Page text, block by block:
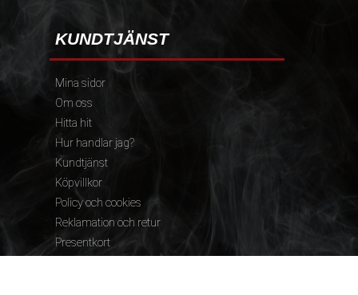
KUNDTJÄNST
Mina sidor
Om oss
Hitta hit
Hur handlar jag?
Kundtjänst
Köpvillkor
Policy och cookies
Reklamation och retur
Presentkort